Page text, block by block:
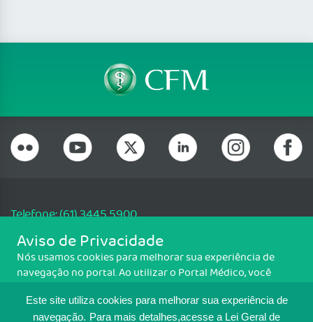
Este site utiliza cookies para melhorar sua experiência de
navegação. Para mais detalhes,acesse a Lei Geral de
Telefone: (61) 3445 5900
Email: cfm@portalmedico.org.br
SGAS 616, Conjunto D, Lote 115, L2 Sul, Brasília/DF - CEP: 70200-760 -
CNPJ: 33.583.550/0001-30
Aviso de Privacidade
Nós usamos cookies para melhorar sua experiência de
navegação no portal. Ao utilizar o Portal Médico, você
Para ter mais informações sobre como isso é feito, acesse